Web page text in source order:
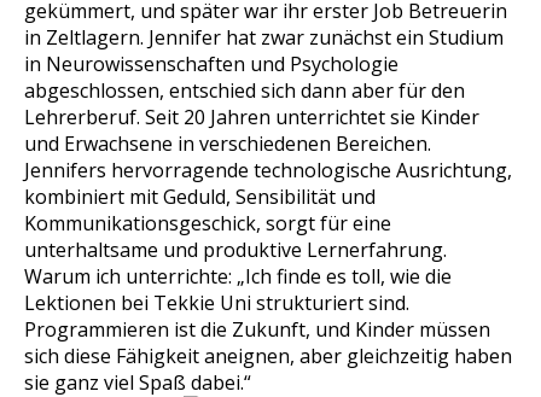
gekümmert, und später war ihr erster Job Betreuerin
in Zeltlagern. Jennifer hat zwar zunächst ein Studium
in Neurowissenschaften und Psychologie
abgeschlossen, entschied sich dann aber für den
Lehrerberuf. Seit 20 Jahren unterrichtet sie Kinder
und Erwachsene in verschiedenen Bereichen.
Jennifers hervorragende technologische Ausrichtung,
kombiniert mit Geduld, Sensibilität und
Kommunikationsgeschick, sorgt für eine
unterhaltsame und produktive Lernerfahrung.
Warum ich unterrichte: „Ich finde es toll, wie die
Lektionen bei Tekkie Uni strukturiert sind.
Programmieren ist die Zukunft, und Kinder müssen
sich diese Fähigkeit aneignen, aber gleichzeitig haben
sie ganz viel Spaß dabei.“